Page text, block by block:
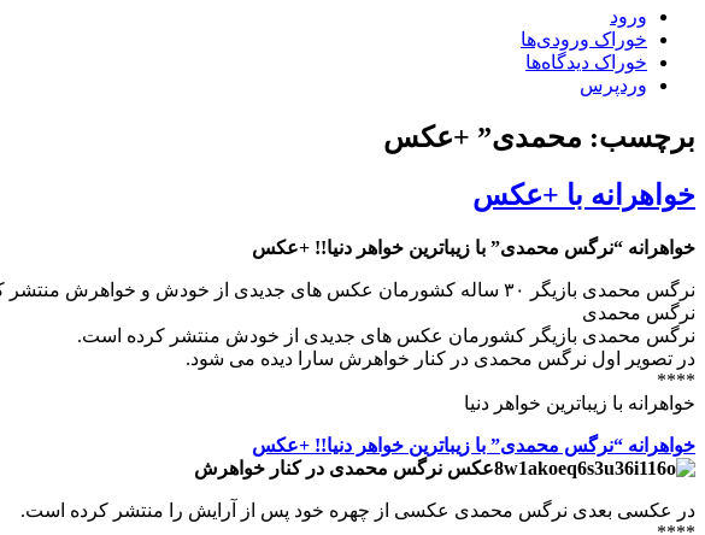
ورود
خوراک ورودی‌ها
خوراک دیدگاه‌ها
وردپرس
برچسب: محمدی” +عکس
خواهرانه با +عکس
خواهرانه “نرگس محمدی” با زيباترين خواهر دنيا!! +عکس
نرگس محمدی بازیگر ۳۰ ساله کشورمان عکس های جدیدی از خودش و خواهرش منتشر کرده است.
نرگس محمدی
نرگس محمدی بازیگر کشورمان عکس های جدیدی از خودش منتشر کرده است.
در تصویر اول نرگس محمدی در کنار خواهرش سارا دیده می شود.
****
خواهرانه با زيباترين خواهر دنيا
خواهرانه “نرگس محمدی” با زيباترين خواهر دنيا!! +عکس
عکس نرگس محمدی در کنار خواهرش
در عکسی بعدی نرگس محمدی عکسی از چهره خود پس از آرایش را منتشر کرده است.